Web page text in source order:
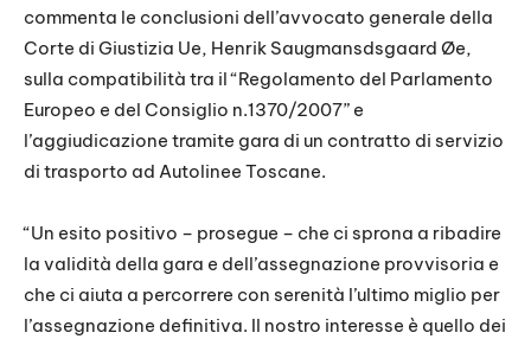
commenta le conclusioni dell’avvocato generale della
Corte di Giustizia Ue, Henrik Saugmansdsgaard Øe,
sulla compatibilità tra il “Regolamento del Parlamento
Europeo e del Consiglio n.1370/2007” e
l’aggiudicazione tramite gara di un contratto di servizio
di trasporto ad Autolinee Toscane.
“Un esito positivo – prosegue – che ci sprona a ribadire
la validità della gara e dell’assegnazione provvisoria e
che ci aiuta a percorrere con serenità l’ultimo miglio per
l’assegnazione definitiva. Il nostro interesse è quello dei